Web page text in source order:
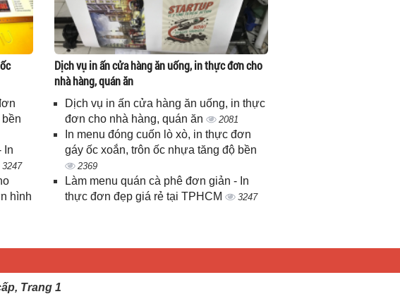
In
3247
hình
Dịch vụ in ấn cửa hàng ăn uống, in thực đơn cho
nhà hàng, quán ăn
Dịch vụ in ấn cửa hàng ăn uống, in thực
đơn cho nhà hàng, quán ăn
2081
In menu đóng cuốn lò xò, in thực đơn
gáy ốc xoắn, trôn ốc nhựa tăng độ bền
2369
Làm menu quán cà phê đơn giản - In
thực đơn đẹp giá rẻ tại TPHCM
3247
Trang 1